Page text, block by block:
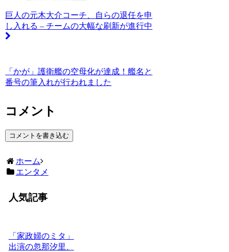
巨人の元木大介コーチ、自らの退任を申
し入れる – チームの大幅な刷新が進行中
「かが」護衛艦の空母化が達成！艦名と
番号の筆入れが行われました
コメント
コメントを書き込む
ホーム
エンタメ
人気記事
「家政婦のミタ」
出演の忽那汐里、